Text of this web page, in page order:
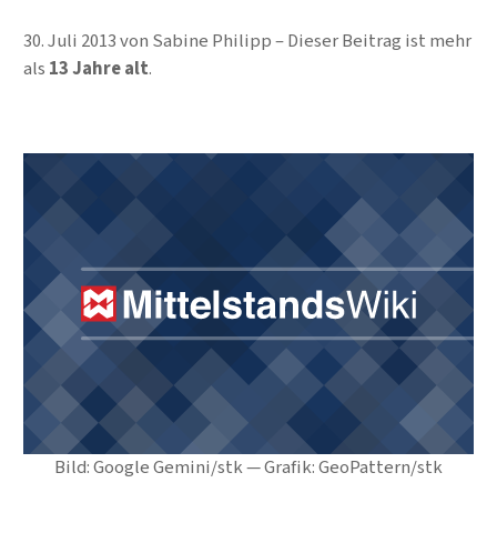
Bild: Google Gemini/stk — Grafik: GeoPattern/stk
30. Juli 2013von Sabine Philipp
Dieser Beitrag ist mehr
als 13 Jahre alt.